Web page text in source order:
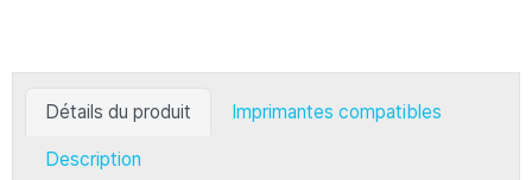
Détails du produit Imprimantes compatibles
Description